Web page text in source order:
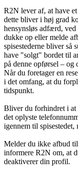
R2N lever af, at have
dette bliver i høj grad
hensynsløs adfærd,
dukke op eller melde
spisestederne bliver så
have "solgt" bordet til
på denne opførsel – og
Når du foretager en
i det omfang, at du
tidspunkt.
Bliver du forhindret i at
det oplyste
igennem til
Melder du ikke afbud
informere R2N om, at
deaktiverer din profil.